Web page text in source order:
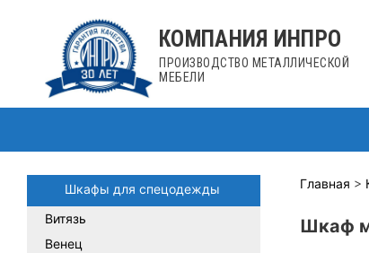
содержимому
КОМПАНИЯ ИНПРО
ПРОИЗВОДСТВО МЕТАЛЛИЧЕСКОЙ
МЕБЕЛИ
Шкафы для спецодежды
Витязь
Венец
Главная >
Шкаф